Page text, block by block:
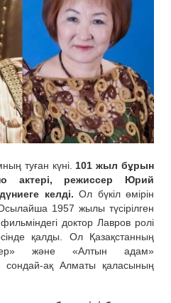
туған күні. 101 жыл бұрын
актері, режиссер Юрий
келді. Ол бүкіл өмірін
1957 жылы түсірілген
доктор Лавров ролі
қалды. Ол Қазақстанның
және «Алтын адам»
сондай-ақ Алматы қаласының